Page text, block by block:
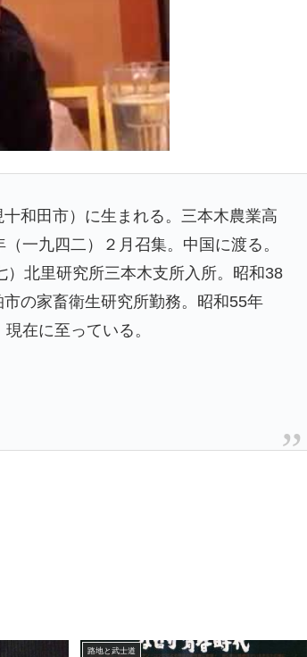
和田市）に生まれる。三本木農業高
一九四二）２月召集。中国に渡る。
北里研究所三本木支所入所。昭和38
の家畜衛生研究所勤務。昭和55年
在に至っている。
路地と武士道